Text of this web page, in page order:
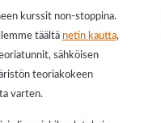
kurssit non-stoppina.
täältä netin kautta,
sähköisen
teoriakokeen
varten.